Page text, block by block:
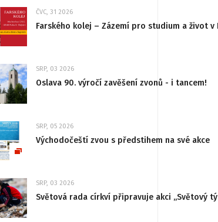
ČVC, 31 2026
Farského kolej – Zázemí pro studium a život v
SRP, 03 2026
Oslava 90. výročí zavěšení zvonů - i tancem!
SRP, 05 2026
Východočeští zvou s předstihem na své akce
SRP, 03 2026
Světová rada církví připravuje akci „Světový